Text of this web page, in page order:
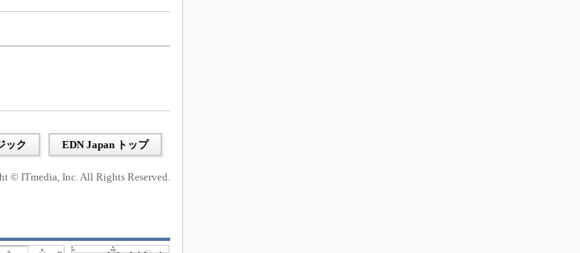
ック EDN Japan トップ
© ITmedia, Inc. All Rights Reserved.